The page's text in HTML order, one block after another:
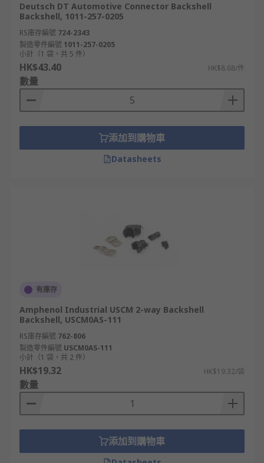
Deutsch DT Automotive Connector Backshell
Backshell, 1011-257-0205
RS庫存編號 724-2343
製造零件編號 1011-257-0205
小計（1 袋，共 5 件）
HK$43.40 HK$8.68/件
數量
添加到購物車
Datasheets
有庫存
Amphenol Industrial USCM 2-way Backshell
Backshell, USCM0AS-111
RS庫存編號 762-806
製造零件編號 USCM0AS-111
小計（1 袋，共 2 件）
HK$19.32 HK$19.32/袋
數量
添加到購物車